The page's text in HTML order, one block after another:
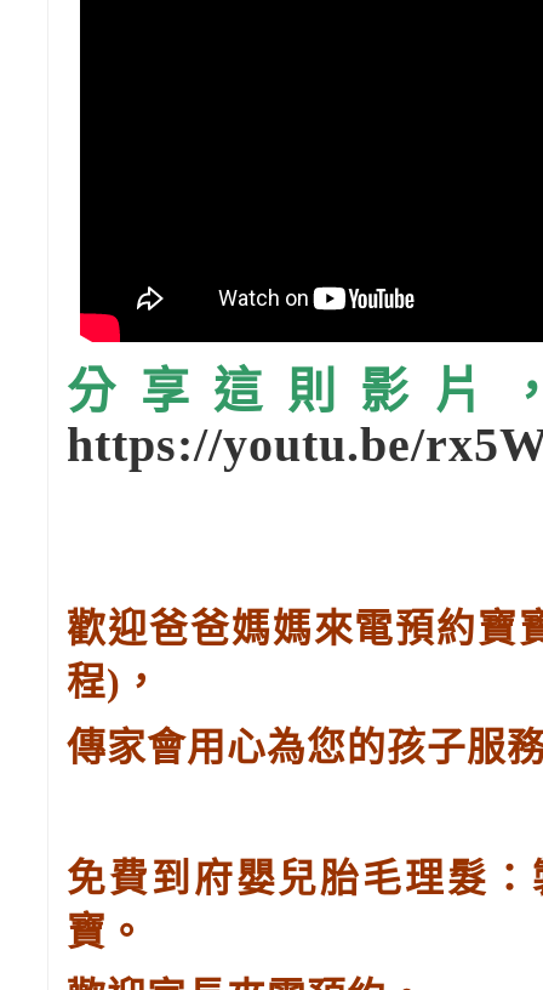
分享這則影片
https://youtu.be/
歡迎爸爸媽媽來電預約寶
程) ，
傳家會用心為您的孩子服
免費到府嬰兒胎毛理髮
寶。